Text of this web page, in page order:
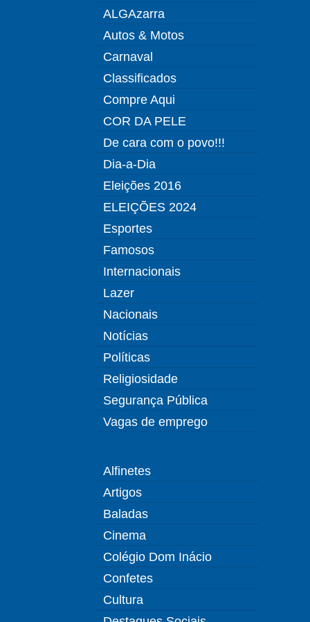
ALGAzarra
Autos & Motos
Carnaval
Classificados
Compre Aqui
COR DA PELE
De cara com o povo!!!
Dia-a-Dia
Eleições 2016
ELEIÇÕES 2024
Esportes
Famosos
Internacionais
Lazer
Nacionais
Notícias
Políticas
Religiosidade
Segurança Pública
Vagas de emprego
Alfinetes
Artigos
Baladas
Cinema
Colégio Dom Inácio
Confetes
Cultura